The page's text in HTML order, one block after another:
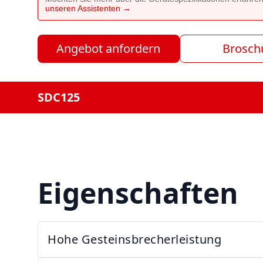
unseren Assistenten →
Angebot anfordern
SDC125
Eigenschaften
Hohe Gesteinsbrecherleistung